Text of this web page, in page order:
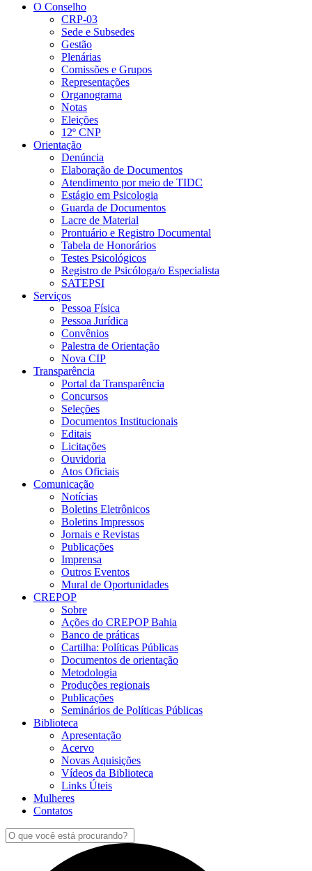
O Conselho
CRP-03
Sede e Subsedes
Gestão
Plenárias
Comissões e Grupos
Representações
Organograma
Notas
Eleições
12º CNP
Orientação
Denúncia
Elaboração de Documentos
Atendimento por meio de TIDC
Estágio em Psicologia
Guarda de Documentos
Lacre de Material
Prontuário e Registro Documental
Tabela de Honorários
Testes Psicológicos
Registro de Psicóloga/o Especialista
SATEPSI
Serviços
Pessoa Física
Pessoa Jurídica
Convênios
Palestra de Orientação
Nova CIP
Transparência
Portal da Transparência
Concursos
Seleções
Documentos Institucionais
Editais
Licitações
Ouvidoria
Atos Oficiais
Comunicação
Notícias
Boletins Eletrônicos
Boletins Impressos
Jornais e Revistas
Publicações
Imprensa
Outros Eventos
Mural de Oportunidades
CREPOP
Sobre
Ações do CREPOP Bahia
Banco de práticas
Cartilha: Políticas Públicas
Documentos de orientação
Metodologia
Produções regionais
Publicações
Seminários de Políticas Públicas
Biblioteca
Apresentação
Acervo
Novas Aquisições
Vídeos da Biblioteca
Links Úteis
Mulheres
Contatos